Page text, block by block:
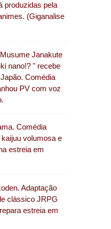
produzidas pela
(Giganalise
Janakute
nano!? " recebe
Comédia
PV com voz
Comédia
volumosa e
estreia em
Adaptação
clássico JRPG
estreia em